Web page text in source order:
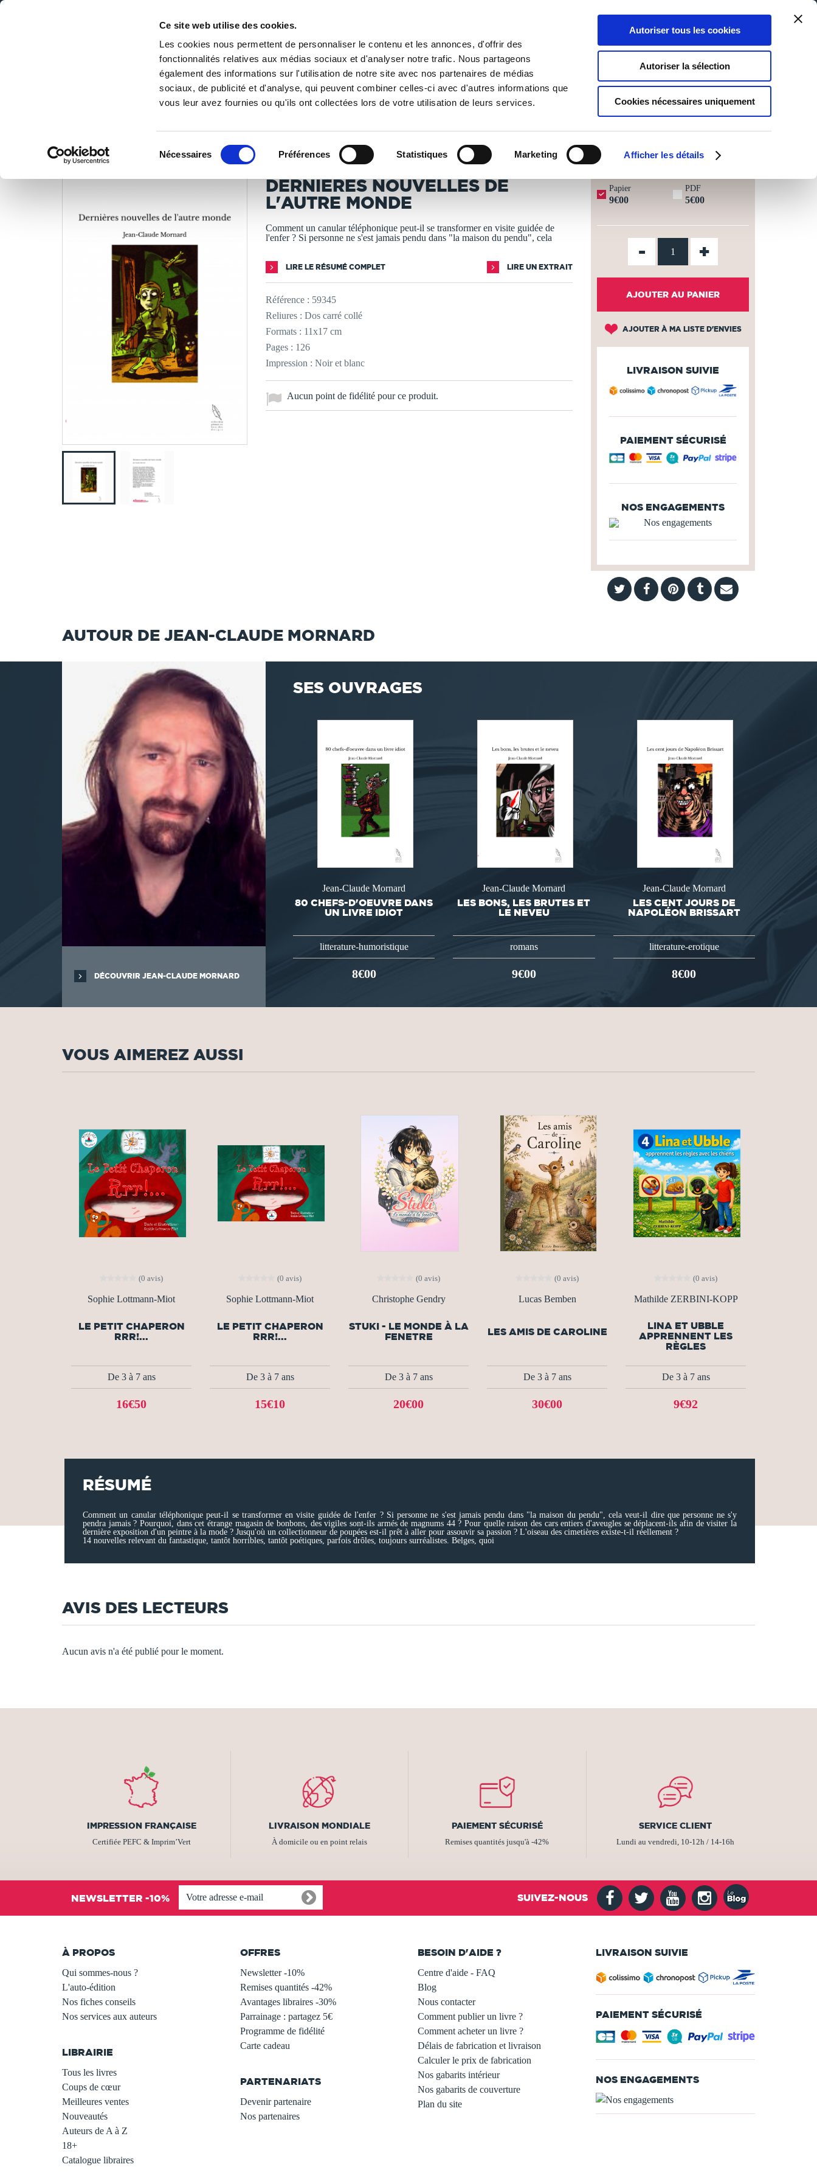
Ce site web utilise des cookies.
Les cookies nous permettent de personnaliser le contenu et les annonces, d'offrir des
fonctionnalités relatives aux médias sociaux et d'analyser notre trafic. Nous partageons
également des informations sur l'utilisation de notre site avec nos partenaires de médias
sociaux, de publicité et d'analyse, qui peuvent combiner celles-ci avec d'autres informations que
vous leur avez fournies ou qu'ils ont collectées lors de votre utilisation de leurs services.
Nécessaires Préférences Statistiques Marketing Afficher les détails
Autoriser tous les cookies
Autoriser la sélection
Cookies nécessaires uniquement
DE LA PAGE BLANCHE... AU BEST SELLER
0
Panier
0
Ma liste
Connexion
PUBLIER UN LIVRE LIBRAIRIE
/ Science-fiction & horreur / Fantastique / Dernières nouvelles de l'autre monde
LES LIVRES SONT IMPRIMÉS À LA DEMANDE - DÉLAI ACTUEL : 3 À 5 JOURS OUVRÉS ⏱️
Jean-Claude Mornard
DERNIÈRES NOUVELLES DE
L'AUTRE MONDE
Comment un canular téléphonique peut-il se transformer en visite guidée de
l'enfer ? Si personne ne s'est jamais pendu dans "la maison du pendu", cela
LIRE LE RÉSUMÉ COMPLET LIRE UN EXTRAIT
Référence : 59345
Reliures : Dos carré collé
Formats : 11x17 cm
Pages : 126
Impression : Noir et blanc
Aucun point de fidélité pour ce produit.
Papier
9€00
PDF
5€00
- +
AJOUTER AU PANIER
AJOUTER À MA LISTE D'ENVIES
LIVRAISON SUIVIE
PAIEMENT SÉCURISÉ
NOS ENGAGEMENTS
AUTOUR DE JEAN-CLAUDE MORNARD
DÉCOUVRIR JEAN-CLAUDE MORNARD
SES OUVRAGES
Jean-Claude Mornard
80 CHEFS-D'OEUVRE DANS
UN LIVRE IDIOT
litterature-humoristique
8€00
Jean-Claude Mornard
LES BONS, LES BRUTES ET
LE NEVEU
romans
9€00
Jean-Claude Mornard
LES CENT JOURS DE
NAPOLÉON BRISSART
litterature-erotique
8€00
VOUS AIMEREZ AUSSI
(0 avis)
Sophie Lottmann-Miot
LE PETIT CHAPERON
RRR!...
De 3 à 7 ans
16€50
(0 avis)
Sophie Lottmann-Miot
LE PETIT CHAPERON
RRR!...
De 3 à 7 ans
15€10
(0 avis)
Christophe Gendry
STUKI - LE MONDE À LA
FENETRE
De 3 à 7 ans
20€00
(0 avis)
Lucas Bemben
LES AMIS DE CAROLINE
De 3 à 7 ans
30€00
(0 avis)
Mathilde ZERBINI-KOPP
LINA ET UBBLE
APPRENNENT LES
RÈGLES
De 3 à 7 ans
9€92
RÉSUMÉ
Comment un canular téléphonique peut-il se transformer en visite guidée de l'enfer ? Si personne ne s'est jamais pendu dans "la maison du pendu", cela veut-il dire que personne ne s'y
pendra jamais ? Pourquoi, dans cet étrange magasin de bonbons, des vigiles sont-ils armés de magnums 44 ? Pour quelle raison des cars entiers d'aveugles se déplacent-ils afin de visiter la
dernière exposition d'un peintre à la mode ? Jusqu'où un collectionneur de poupées est-il prêt à aller pour assouvir sa passion ? L'oiseau des cimetières existe-t-il réellement ?
14 nouvelles relevant du fantastique, tantôt horribles, tantôt poétiques, parfois drôles, toujours surréalistes. Belges, quoi
AVIS DES LECTEURS
Aucun avis n'a été publié pour le moment.
IMPRESSION FRANÇAISE
Certifiée PEFC & Imprim’Vert
LIVRAISON MONDIALE
À domicile ou en point relais
PAIEMENT SÉCURISÉ
Remises quantités jusqu'à -42%
SERVICE CLIENT
Lundi au vendredi, 10-12h / 14-16h
NEWSLETTER -10% SUIVEZ-NOUS
À PROPOS
Qui sommes-nous ?
L'auto-édition
Nos fiches conseils
Nos services aux auteurs
LIBRAIRIE
Tous les livres
Coups de cœur
Meilleures ventes
Nouveautés
Auteurs de A à Z
18+
Catalogue libraires
OFFRES
Newsletter -10%
Remises quantités -42%
Avantages libraires -30%
Parrainage : partagez 5€
Programme de fidélité
Carte cadeau
PARTENARIATS
Devenir partenaire
Nos partenaires
BESOIN D'AIDE ?
Centre d'aide - FAQ
Blog
Nous contacter
Comment publier un livre ?
Comment acheter un livre ?
Délais de fabrication et livraison
Calculer le prix de fabrication
Nos gabarits intérieur
Nos gabarits de couverture
Plan du site
LIVRAISON SUIVIE
PAIEMENT SÉCURISÉ
NOS ENGAGEMENTS